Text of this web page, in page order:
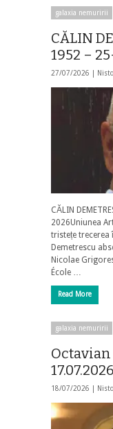
galaxia nemuririi
CĂLIN
1952 –
27/07/2026 |
CĂLIN
2026Uniunea
tristețe trecerea
Demetrescu
Nicolae
École …
Read More
galaxia nemuririi
Octavian
17.07.2026
18/07/2026 |